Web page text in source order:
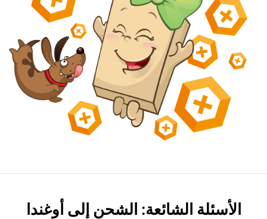
الأسئلة الشائعة: الشحن إلى أوغندا